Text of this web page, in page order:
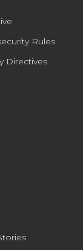
Rules
Directives